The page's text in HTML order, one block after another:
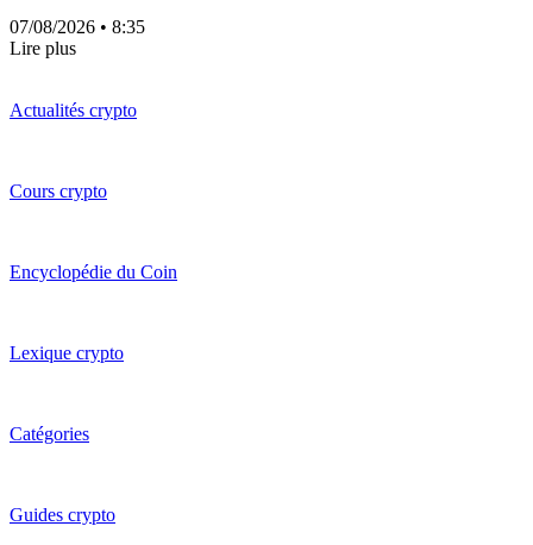
07/08/2026 • 8:35
Lire plus
Actualités crypto
Cours crypto
Encyclopédie du Coin
Lexique crypto
Catégories
Guides crypto